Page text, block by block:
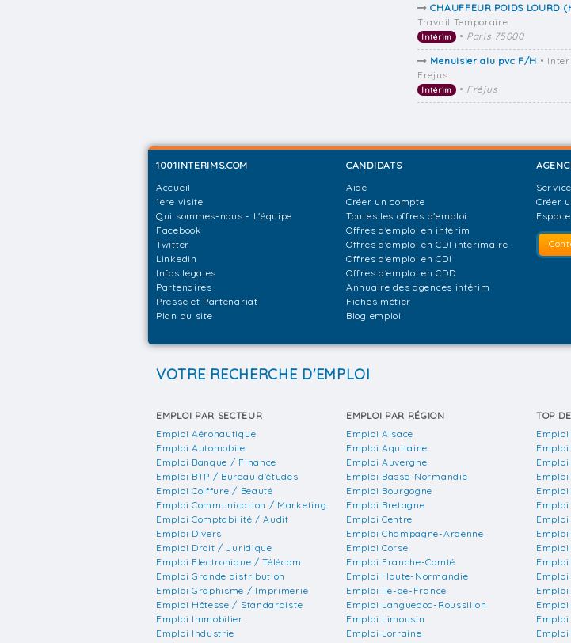
CHAUFFEUR POIDS LOURD
Travail Temporaire
Intérim • Paris 75000
Menuisier alu pvc F/H •
Frejus
Intérim • Fréjus
1001INTERIMS.COM
Accueil
1ère visite
Qui sommes-nous - L'équipe
Facebook
Twitter
Linkedin
Infos légales
Partenaires
Presse et Partenariat
Plan du site
CANDIDATS
Aide
Créer un compte
Toutes les offres d'emploi
Offres d'emploi en intérim
Offres d'emploi en CDI intérimaire
Offres d'emploi en CDI
Offres d'emploi en CDD
Annuaire des agences intérim
Fiches métier
Blog emploi
Créer
VOTRE RECHERCHE D'EMPLOI
EMPLOI PAR SECTEUR
Emploi Aéronautique
Emploi Automobile
Emploi Banque / Finance
Emploi BTP / Bureau d'études
Emploi Coiffure / Beauté
Emploi Communication / Marketing
Emploi Comptabilité / Audit
Emploi Divers
Emploi Droit / Juridique
Emploi Electronique / Télécom
Emploi Grande distribution
Emploi Graphisme / Imprimerie
Emploi Hôtesse / Standardiste
Emploi Immobilier
Emploi Industrie
EMPLOI PAR RÉGION
Emploi Alsace
Emploi Aquitaine
Emploi Auvergne
Emploi Basse-Normandie
Emploi Bourgogne
Emploi Bretagne
Emploi Centre
Emploi Champagne-Ardenne
Emploi Corse
Emploi Franche-Comté
Emploi Haute-Normandie
Emploi Ile-de-France
Emploi Languedoc-Roussillon
Emploi Limousin
Emploi Lorraine
TOP
Emploi